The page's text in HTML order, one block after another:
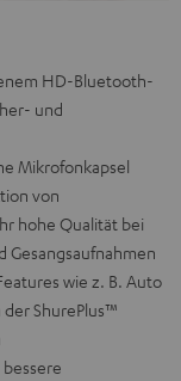
HD-Bluetooth-
und
Mikrofonkapsel
von
hohe Qualität bei
Gesangsaufnahmen
wie z. B. Auto
ShurePlus™